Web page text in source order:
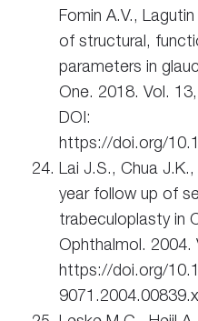
Fomin A.V.,
of structural,
parameters in
One. 2018. Vol.
DOI:
https://doi.org/
Lai J.S., Chua
year follow up of
trabeculoplasty in
Ophthalmol. 2004.
https://doi.org/
9071.2004.00839.x